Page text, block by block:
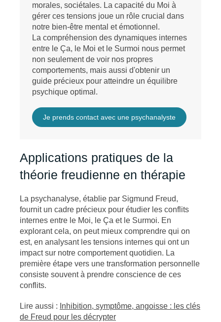
morales, sociétales. La capacité du Moi à
gérer ces tensions joue un rôle crucial dans
notre bien-être mental et émotionnel.
La compréhension des dynamiques internes
entre le Ça, le Moi et le Surmoi nous permet
non seulement de voir nos propres
comportements, mais aussi d'obtenir un
guide précieux pour atteindre un équilibre
psychique optimal.
Je prends contact avec une psychanalyste
Applications pratiques de la
théorie freudienne en thérapie
La psychanalyse, établie par Sigmund Freud,
fournit un cadre précieux pour étudier les conflits
internes entre le Moi, le Ça et le Surmoi. En
explorant cela, on peut mieux comprendre qui on
est, en analysant les tensions internes qui ont un
impact sur notre comportement quotidien. La
première étape vers une transformation personnelle
consiste souvent à prendre conscience de ces
conflits.
Lire aussi : Inhibition, symptôme, angoisse : les clés
de Freud pour les décrypter